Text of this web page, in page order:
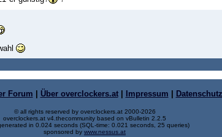
Forum | Über overclockers.at| Impressum | Datenschutz
© all rights reserved by overclockers.at 2000-2026
overclockers.at v4.thecommunity based on vBulletin 2.2.5
in 0.024 seconds (SQL-time: 0.021 seconds, 25 queries)
sponsored by www.nessus.at